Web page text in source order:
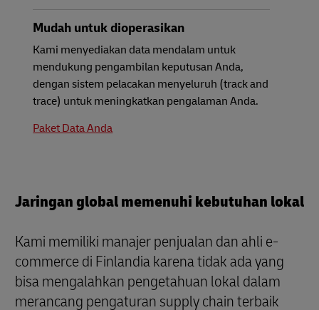
Mudah untuk dioperasikan
Kami menyediakan data mendalam untuk
mendukung pengambilan keputusan Anda,
dengan sistem pelacakan menyeluruh (track and
trace) untuk meningkatkan pengalaman Anda.
Paket Data Anda
Jaringan global memenuhi kebutuhan lokal
Kami memiliki manajer penjualan dan ahli e-
commerce di Finlandia karena tidak ada yang
bisa mengalahkan pengetahuan lokal dalam
merancang pengaturan supply chain terbaik